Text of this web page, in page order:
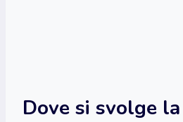
Dove si svolge